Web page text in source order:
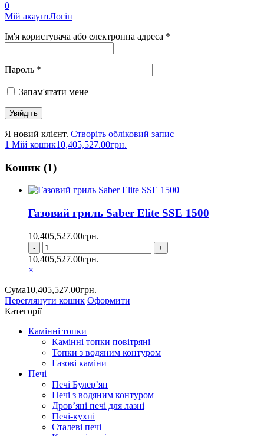
0
Мій акаунтЛогін
Ім'я користувача або електронна адреса *
Пароль *
Запам'ятати мене
Я новий клієнт. Створіть обліковий запис
1 Мій кошик10,405,527.00грн.
Кошик (1)
Газовий гриль Saber Elite SSE 1500
10,405,527.00грн.
10,405,527.00грн.
×
Сума10,405,527.00грн.
Переглянути кошик Оформити
Категорії
Камінні топки
Камінні топки повітряні
Топки з водяним контуром
Газові каміни
Печі
Печі Булер’ян
Печі з водяним контуром
Дров’яні печі для лазні
Печі-кухні
Сталеві печі